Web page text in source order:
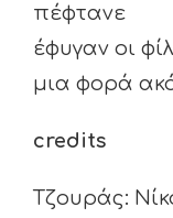
πέφτανε
έφυγαν οι
μια φορά
credits
Τζουράς: